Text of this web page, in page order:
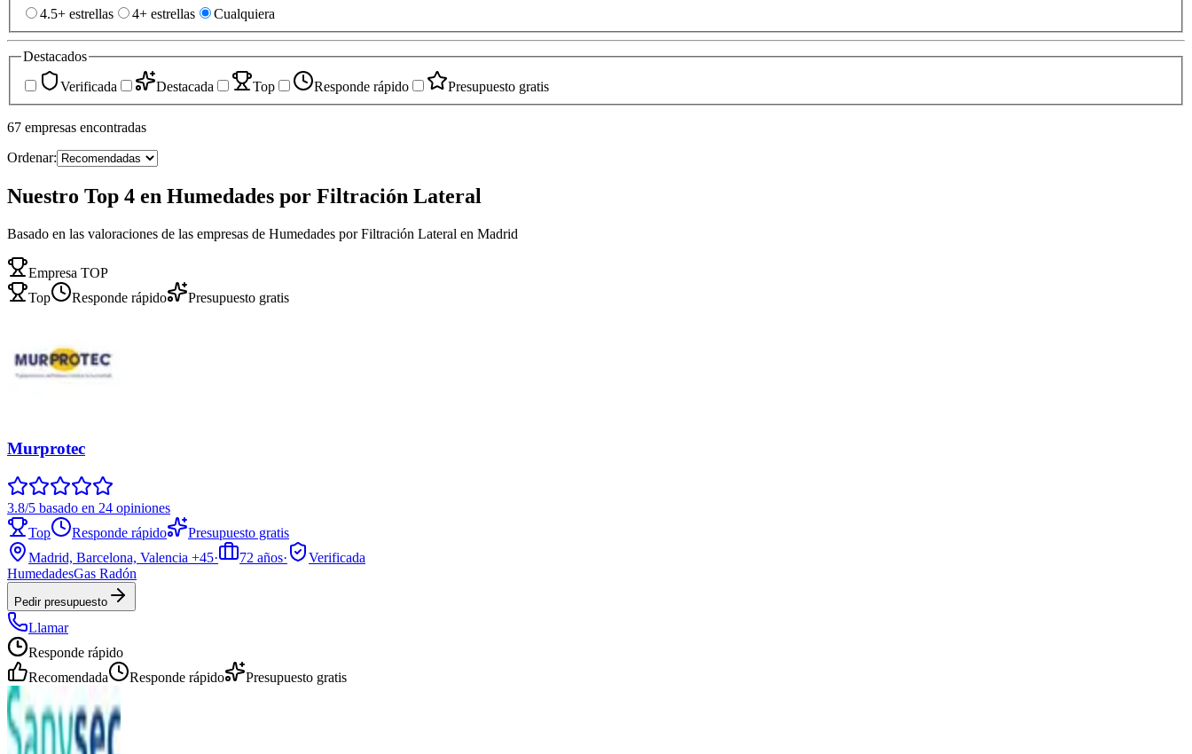
4.5+ estrellas
4+ estrellas Cualquiera
Destacados
Verificada
Destacada Top Responde rápido Presupuesto gratis
67 empresas encontradas
Ordenar:
Nuestro Top 4 en Humedades por Filtración Lateral
Basado en las valoraciones de las empresas de Humedades por Filtración Lateral en Madrid
Empresa TOP
Top
Responde rápido Presupuesto gratis
Murprotec
3.8/5 basado en 24 opiniones
Top
Responde rápido
Presupuesto gratis
Madrid, Barcelona, Valencia +45· 72 años·
Verificada
HumedadesGas Radón
Pedir presupuesto
Llamar
Responde rápido
Recomendada
Responde rápido Presupuesto gratis